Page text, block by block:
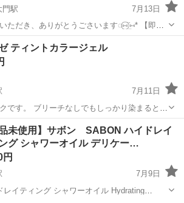
門駅
7月13日
ありがとうごさいます◌⑅⃝¨̮⑅* 【即購
ダーまで完了！バームがとろけて肌に密着
中大門駅 メイクアップ
ティントカラージェル
7月11日
です。 ブリーチなしでもしっかり染まると思
駅 その他
品未使用】サボン SABON ハイドレイ
グ シャワーオイル デリケー…
円
7月9日